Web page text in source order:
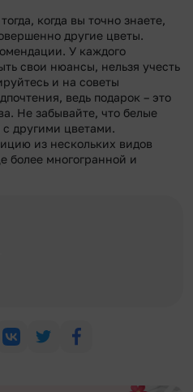
когда вы точно знаете,
другие цветы.
У каждого
свои нюансы, нельзя учесть
и на советы
ведь подарок – это
Не забывайте, что белые
другими цветами.
из нескольких видов
более многогранной и